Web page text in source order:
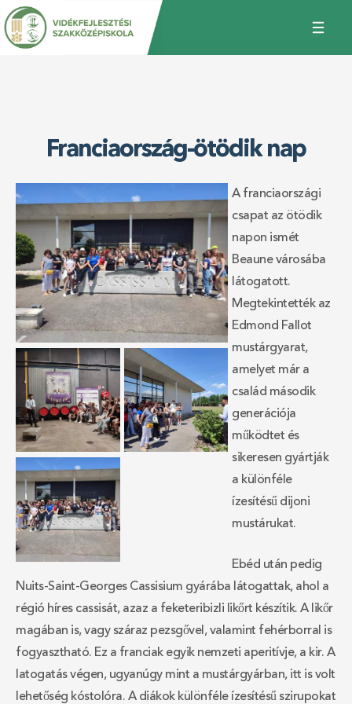
Jump
Franciaország-ötödik nap
A franciaországi
csapat az ötödik
napon ismét
Beaune városába
látogatott.
Megtekintették az
Edmond Fallot
mustárgyarat,
amelyet már a
család második
generációja
működtet és
sikeresen gyártják
a különféle
ízesítésű dijoni
mustárukat.
Ebéd után pedig
Nuits-Saint-Georges Cassisium gyárába látogattak, ahol a
régió híres cassisát, azaz a feketeribizli likőrt készítik. A likőr
magában is, vagy száraz pezsgővel, valamint fehérborral is
fogyasztható. Ez a franciak egyik nemzeti aperitívje, a kir. A
latogatás végen, ugyanúgy mint a mustárgyárban, itt is volt
lehetőség kóstolóra. A diákok különféle ízesítésű szirupokat